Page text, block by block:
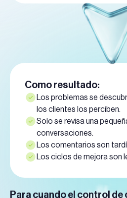
Como resultado:
Los problemas se
los clientes los perciben.
Solo se revisa una
conversaciones.
Los comentarios son
Los ciclos de mejora son
Para cuando el control